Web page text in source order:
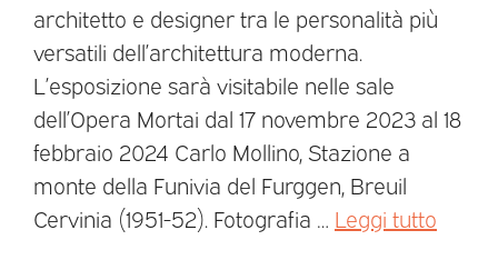
architetto e designer tra le personalità più
versatili dell’architettura moderna.
L’esposizione sarà visitabile nelle sale
dell’Opera Mortai dal 17 novembre 2023 al 18
febbraio 2024 Carlo Mollino, Stazione a
monte della Funivia del Furggen, Breuil
Cervinia (1951-52). Fotografia … Leggi tutto